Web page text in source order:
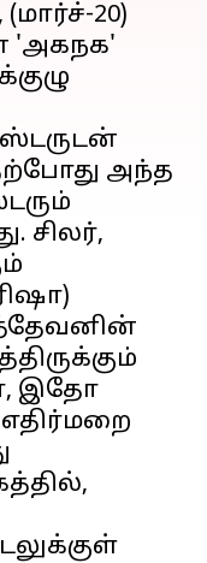
20)
'அகநக'
அந்த
சிலர்,
இதோ